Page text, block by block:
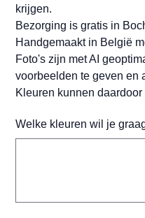
krijgen.
Bezorging is gratis in
Handgemaakt in België
Foto's zijn met AI
voorbeelden te geven en
Kleuren kunnen
Welke kleuren wil je